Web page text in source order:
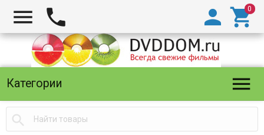
  

Категории 
